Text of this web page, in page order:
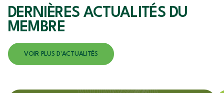
DERNIÈRES ACTUALITÉS DU
MEMBRE
VOIR PLUS D'ACTUALITÉS